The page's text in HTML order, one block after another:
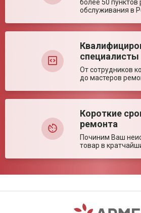
Ключевые преимуществаболее 50 пунктов
обслуживания в
специалисты
От сотрудников
до мастеров
Короткие
ремонта
Починим Ваш
товар в